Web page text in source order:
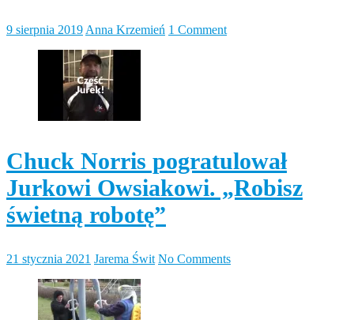
9 sierpnia 2019 Anna Krzemień 1 Comment
Chuck Norris pogratulował
Jurkowi Owsiakowi. „Robisz
świetną robotę”
21 stycznia 2021 Jarema Świt No Comments